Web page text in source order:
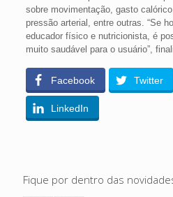
sobre movimentação, gasto
pressão arterial, entre outras. “Se
educador físico e nutricionista, é
muito saudável para o usuário”,
Facebook Twitter
LinkedIn
Fique por dentro das